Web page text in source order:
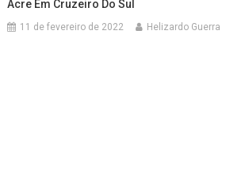
Acre Em Cruzeiro Do Sul
11 de fevereiro de 2022 Helizardo Guerra